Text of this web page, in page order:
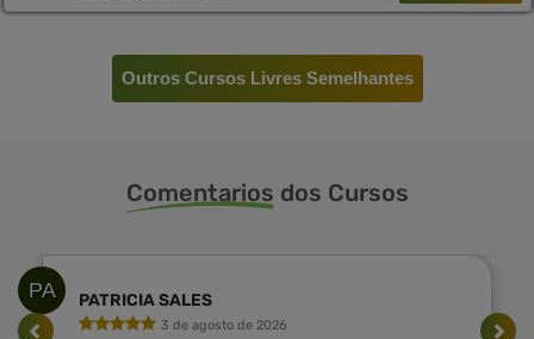
Outros Cursos Livres Semelhantes
Comentarios dos Cursos
PA PATRICIA SALES
3 de agosto de 2026